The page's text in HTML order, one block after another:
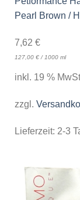
Pearl Brown /
7,62 €
127,00 €/1000 ml
inkl. 19 %
zzgl.
Lieferzeit: 2-3